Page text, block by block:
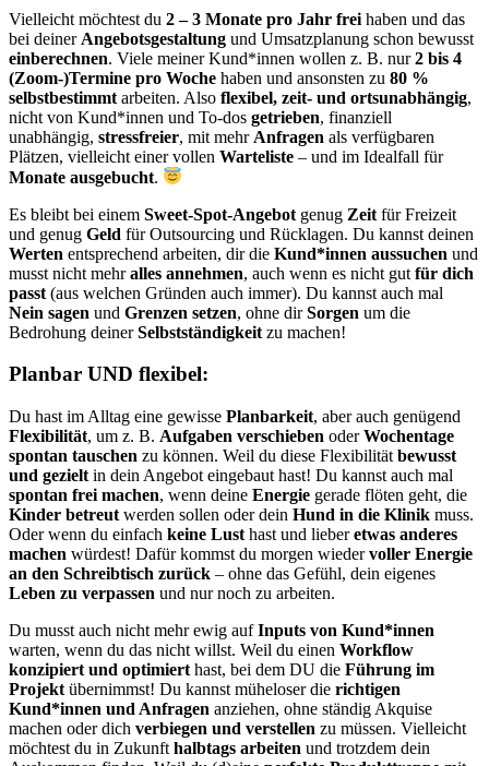
Vielleicht möchtest du 2 – 3 Monate pro Jahr frei haben und das
bei deiner Angebotsgestaltung und Umsatzplanung schon bewusst
einberechnen. Viele meiner Kund*innen wollen z. B. nur2 bis 4
(Zoom-)Termine pro Woche haben und ansonsten zu 80 %
selbstbestimmt arbeiten. Also flexibel, zeit- und ortsunabhängig,
nicht von Kund*innen und To-dos getrieben, finanziell
unabhängig, stressfreier, mit mehr Anfragen als verfügbaren
Plätzen, vielleicht einer vollen Warteliste – und im Idealfall für
Monate ausgebucht.
Es bleibt bei einem Sweet-Spot-Angebot genug Zeit für Freizeit
und genug Geld für Outsourcing und Rücklagen. Du kannst deinen
Werten entsprechend arbeiten, dir die Kund*innen aussuchen und
musst nicht mehralles annehmen, auch wenn es nicht gut für dich
passt (aus welchen Gründen auch immer). Du kannst auch mal
Nein sagen und Grenzen setzen, ohne dirSorgen um die
Bedrohung deinerSelbstständigkeit zu machen!
Planbar UND flexibel:
Du hast im Alltag eine gewisse Planbarkeit, aber auch genügend
Flexibilität, um z. B. Aufgaben verschieben oderWochentage
spontan tauschen zu können. Weil du diese Flexibilität bewusst
und gezielt in dein Angebot eingebaut hast! Du kannst auch mal
spontan frei machen, wenn deine Energie gerade flöten geht, die
Kinder betreut werden sollen oder dein Hund in die Klinik muss.
Oder wenn du einfach keine Lust hast und lieberetwas anderes
machen würdest! Dafür kommst du morgen wiedervoller Energie
an den Schreibtisch zurück – ohne das Gefühl, dein eigenes
Leben zu verpassen und nur noch zu arbeiten.
Du musst auch nicht mehr ewig aufInputs von Kund*innen
warten, wenn du das nicht willst. Weil du einen Workflow
konzipiert und optimiert hast, bei dem DU die Führung im
Projekt übernimmst! Du kannst müheloser die richtigen
Kund*innen und Anfragen anziehen, ohne ständig Akquise
machen oder dich verbiegen und verstellen zu müssen. Vielleicht
möchtest du in Zukunft halbtags arbeiten und trotzdem dein